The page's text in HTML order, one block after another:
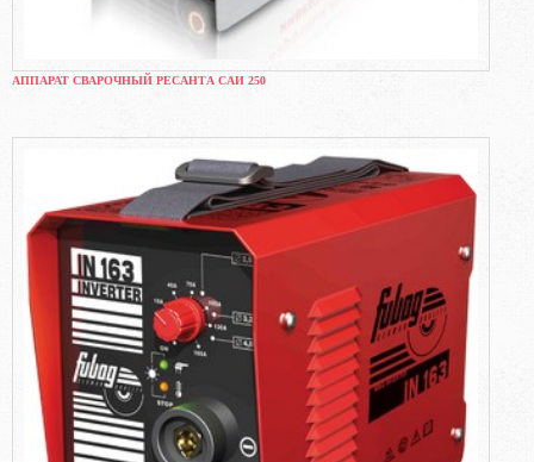
АППАРАТ СВАРОЧНЫЙ РЕСАНТА САИ 250